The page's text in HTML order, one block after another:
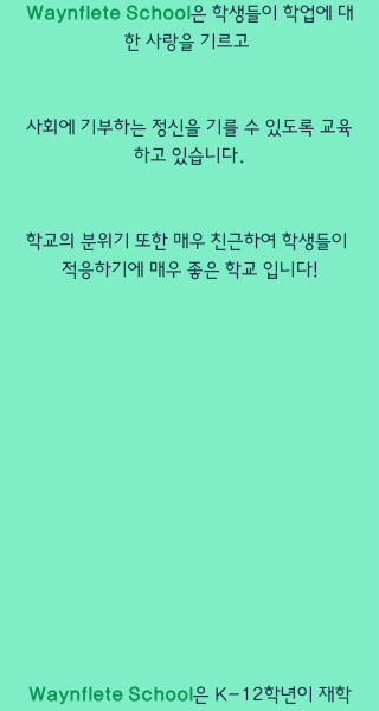
Waynflete School 은 학생들이 학업에 대
한 사랑을 기르고
사회에 기부하는 정신을 기를 수 있도록 교육
하고 있습니다.
학교의 분위기 또한 매우 친근하여 학생들이
적응하기에 매우 좋은 학교 입니다!
Waynflete School 은 K-12학년이 재학